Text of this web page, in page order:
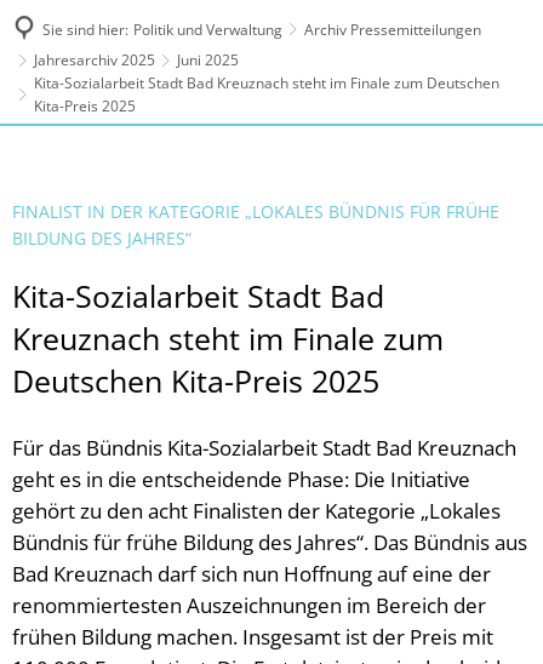
Sie sind hier: Politik und Verwaltung
Archiv Pressemitteilungen
Jahresarchiv 2025
Juni 2025
Kita-Sozialarbeit Stadt Bad Kreuznach steht im Finale zum Deutschen
Kita-Preis 2025
FINALIST IN DER KATEGORIE „LOKALES BÜNDNIS FÜR FRÜHE
BILDUNG DES JAHRES“
Kita-Sozialarbeit Stadt Bad
Kreuznach steht im Finale zum
Deutschen Kita-Preis 2025
Für das Bündnis Kita-Sozialarbeit Stadt Bad Kreuznach
geht es in die entscheidende Phase: Die Initiative
gehört zu den acht Finalisten der Kategorie „Lokales
Bündnis für frühe Bildung des Jahres“. Das Bündnis aus
Bad Kreuznach darf sich nun Hoffnung auf eine der
renommiertesten Auszeichnungen im Bereich der
frühen Bildung machen. Insgesamt ist der Preis mit